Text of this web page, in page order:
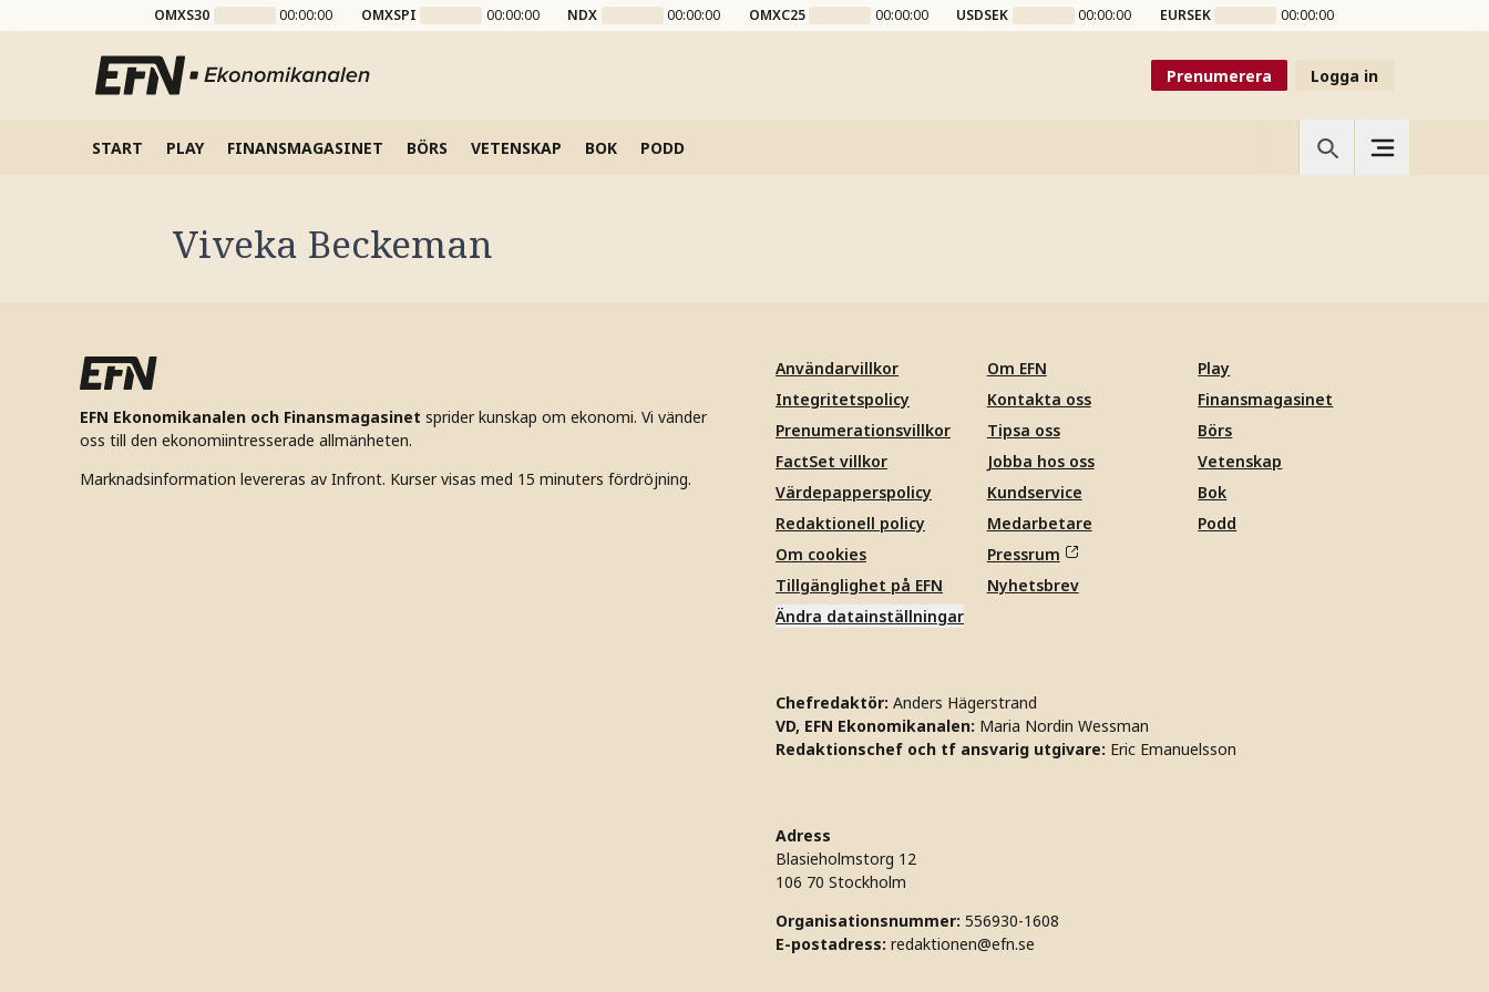
OMXS30 00:00:00 OMXSPI 00:00:00 NDX 00:00:00 OMXC25 00:00:00 USDSEK 00:00:00 EURSEK 00:00:00
Prenumerera Logga in
START PLAY FINANSMAGASINET BÖRS VETENSKAP BOK PODD
Viveka Beckeman
EFN Ekonomikanalen och Finansmagasinet sprider kunskap om ekonomi. Vi vänder
oss till den ekonomiintresserade allmänheten.
Marknadsinformation levereras av Infront. Kurser visas med 15 minuters fördröjning.
Användarvillkor
Integritetspolicy
Prenumerationsvillkor
FactSet villkor
Värdepapperspolicy
Redaktionell policy
Om cookies
Tillgänglighet på EFN
Ändra datainställningar
Om EFN
Kontakta oss
Tipsa oss
Jobba hos oss
Kundservice
Medarbetare
Pressrum
Nyhetsbrev
Play
Finansmagasinet
Börs
Vetenskap
Bok
Podd
Chefredaktör: Anders Hägerstrand
VD, EFN Ekonomikanalen: Maria Nordin Wessman
Redaktionschef och tf ansvarig utgivare: Eric Emanuelsson
Adress
Blasieholmstorg 12
106 70 Stockholm
Organisationsnummer: 556930-1608
E-postadress: redaktionen@efn.se